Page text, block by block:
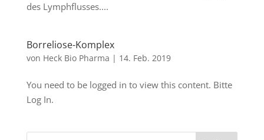
des Lymphflusses....
Borreliose-Komplex
von Heck Bio Pharma | 14. Feb. 2019
You need to be logged in to view this content. Bitte
Log In.